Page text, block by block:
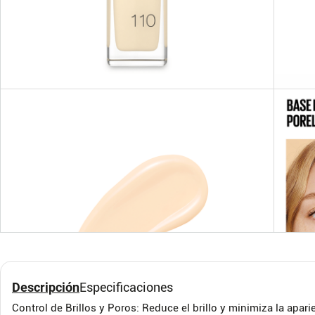
DescripciónEspecificaciones
Control de Brillos y Poros: Reduce el brillo y minimiza la
Base de maquillaje en
suero Futurist Skin Tint
Serum SPF20 - Estée